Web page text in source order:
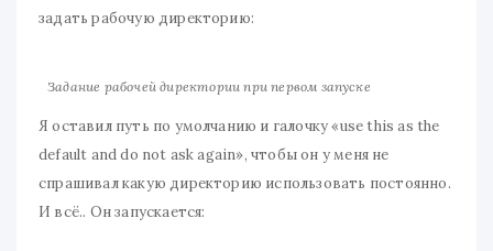
задать рабочую директорию:
Задание рабочей директории при первом запуске
Я оставил путь по умолчанию и галочку «use this as the
default and do not ask again», чтобы он у меня не
спрашивал какую директорию использовать постоянно.
И всё.. Он запускается: